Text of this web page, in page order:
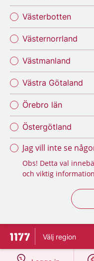
Västerbotten
Västernorrland
Västmanland
Västra Götaland
Örebro län
Östergötland
Jag vill inte se
Obs! Detta val
och viktig
Till startsidan för 1177
Välj region
på 1177.se